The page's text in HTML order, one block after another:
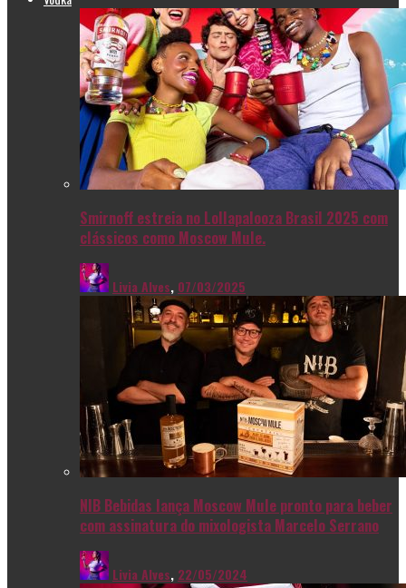
Smirnoff estreia no Lollapalooza Brasil 2025 com
clássicos como Moscow Mule.
Livia Alves, 07/03/2025
NIB Bebidas lança Moscow Mule pronto para beber
com assinatura do mixologista Marcelo Serrano
Livia Alves, 22/05/2024